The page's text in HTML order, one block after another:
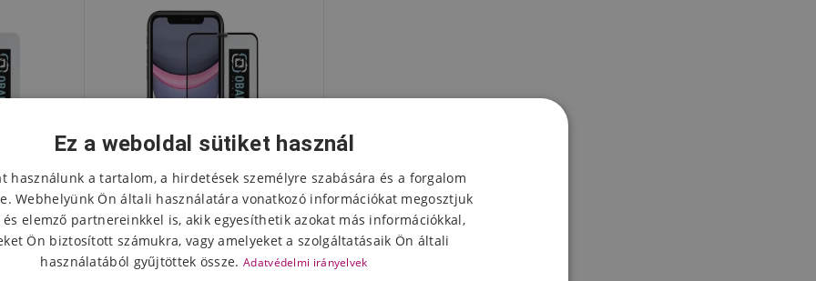
CSOMAG:ME 5D edzett üveg
Ez a weboldal sütiket használ
használunk a tartalom, a hirdetések személyre szabására és a forgalom
Webhelyünk Ön általi használatára vonatkozó információkat megosztjuk
elemző partnereinkkel is, akik egyesíthetik azokat más információkkal,
Ön biztosított számukra, vagy amelyeket a szolgáltatásaik Ön általi
használatából gyűjtöttek össze. Adatvédelmi irányelvek